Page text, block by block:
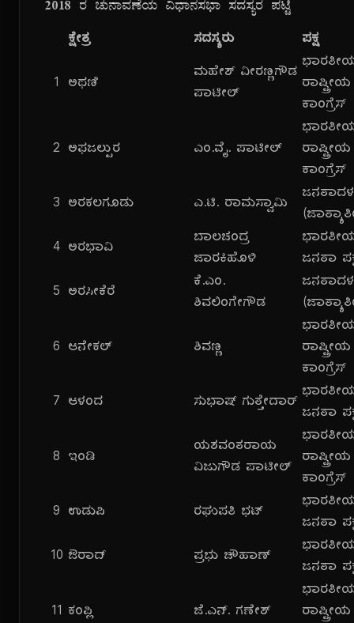
೨೦೧೮ ರ ಚುನಾವಣೆಯ ವಿಧಾನಸಭಾ ಸದಸ್ಯರ ಪಟ್ಟಿ
ಕ್ಷೇತ್ರ ಸದಸ್ಯರು ಪಕ್ಷ
1 ಅಥಣಿ
ಮಹೇಶ್ ವೀರಣ್ಣಗೌಡ
ಪಾಟೀಲ್
ರಾಷ್ಟ್ರೀಯ
ಕಾಂಗ್ರೆಸ್
2 ಅಫಜಲ್ಪುರ ಎಂ.ವೈ. ಪಾಟೀಲ್
ರಾಷ್ಟ್ರೀಯ
ಕಾಂಗ್ರೆಸ್
3 ಅರಕಲಗೂಡು ಎ.ಟಿ. ರಾಮಸ್ವಾಮಿ
ಜನತಾದಳ
4 ಅರಭಾವಿ
ಬಾಲಚಂದ್ರ
ಜಾರಕಿಹೊಳಿ
ಜನತಾ
5 ಅರಸೀಕೆರೆ
ಕೆ.ಎಂ.
ಶಿವಲಿಂಗೇಗೌಡ
ಜನತಾದಳ
6 ಆನೇಕಲ್ ಶಿವಣ್ಣ
ರಾಷ್ಟ್ರೀಯ
ಕಾಂಗ್ರೆಸ್
7 ಆಳಂದ ಸುಭಾಷ್ ಗುತ್ತೇದಾರ್
ಜನತಾ
8 ಇಂಡಿ
ಯಶವಂತರಾಯ
ವಿಜುಗೌಡ ಪಾಟೀಲ್
ರಾಷ್ಟ್ರೀಯ
ಕಾಂಗ್ರೆಸ್
9 ಉಡುಪಿ ರಘುಪತಿ ಭಟ್
ಜನತಾ
10 ಔರಾದ್ ಪ್ರಭು ಚೌಹಾಣ್
ಜನತಾ
11 ಕಂಪ್ಲಿ ಜೆ.ಎನ್. ಗಣೇಶ್
ರಾಷ್ಟ್ರೀಯ